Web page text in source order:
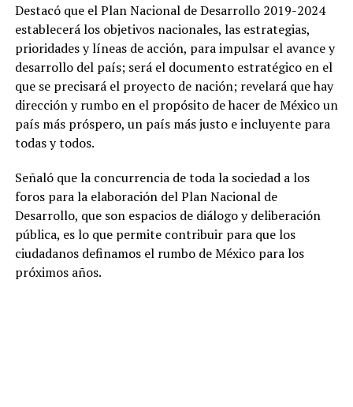
Destacó que el Plan Nacional de Desarrollo 2019-2024
establecerá los objetivos nacionales, las estrategias,
prioridades y líneas de acción, para impulsar el avance y
desarrollo del país; será el documento estratégico en el
que se precisará el proyecto de nación; revelará que hay
dirección y rumbo en el propósito de hacer de México un
país más próspero, un país más justo e incluyente para
todas y todos.
Señaló que la concurrencia de toda la sociedad a los
foros para la elaboración del Plan Nacional de
Desarrollo, que son espacios de diálogo y deliberación
pública, es lo que permite contribuir para que los
ciudadanos definamos el rumbo de México para los
próximos años.